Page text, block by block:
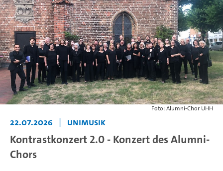
Foto: Alumni-Chor UHH
22.07.2026 | Unimusik
Kontrastkonzert 2.0 - Konzert des Alumni-
Chors